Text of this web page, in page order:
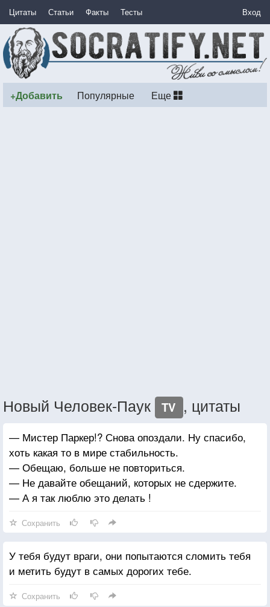
Цитаты Статьи Факты Тесты Вход
+Добавить Популярные Еще
Новый Человек-Паук TV , цитаты
— Мистер Паркер!? Снова опоздали. Ну спасибо,
хоть какая то в мире стабильность.
— Обещаю, больше не повториться.
— Не давайте обещаний, которых не сдержите.
— А я так люблю это делать !
Сохранить
У тебя будут враги, они попытаются сломить тебя
и метить будут в самых дорогих тебе.
Сохранить